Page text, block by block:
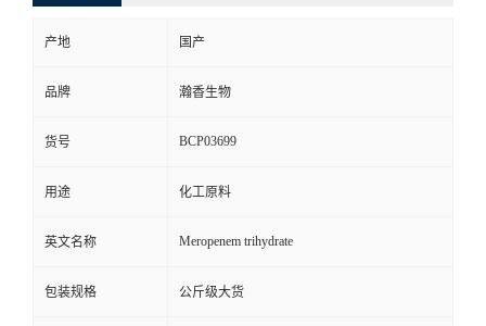
产地 国产
品牌 瀚香生物
货号 BCP03699
用途 化工原料
英文名称 Meropenem trihydrate
包装规格 公斤级大货